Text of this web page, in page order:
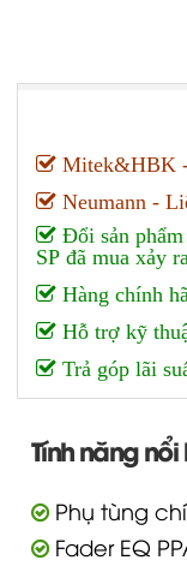
Mitek&HBK -
Neumann -
Đổi sản phẩm
SP đã mua xảy
Hàng chính
Hỗ trợ kỹ
Trả góp lãi
Tính năng
Phụ tùng
Fader EQ